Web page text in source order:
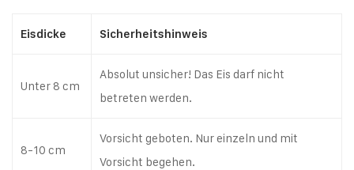
Eisdicke Sicherheitshinweis
Unter 8 cm
Absolut unsicher! Das Eis darf nicht
betreten werden.
8-10 cm
Vorsicht geboten. Nur einzeln und mit
Vorsicht begehen.